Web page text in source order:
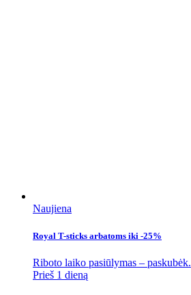
Naujiena
Royal T-sticks arbatoms iki -25%
Riboto laiko pasiūlymas – paskubėk.
Prieš 1 dieną